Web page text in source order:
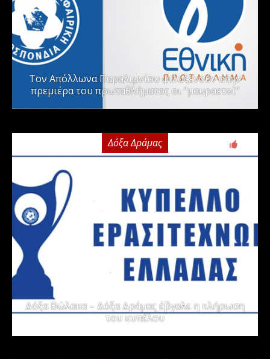
Τον Απόλλωνα Παραλιμνίου φιλοξενούν στην
πρεμιέρα του πρωταθλήματος οι “μαυραετοί”
Δόξα Δράμας
Δόξα Βώλακα – Δόξα Δράμας έβγαλε η κλήρωση
του κυπέλου